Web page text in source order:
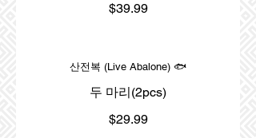
$39.99
산전복 (Live Abalone) 🐟
두 마리(2pcs)
$29.99